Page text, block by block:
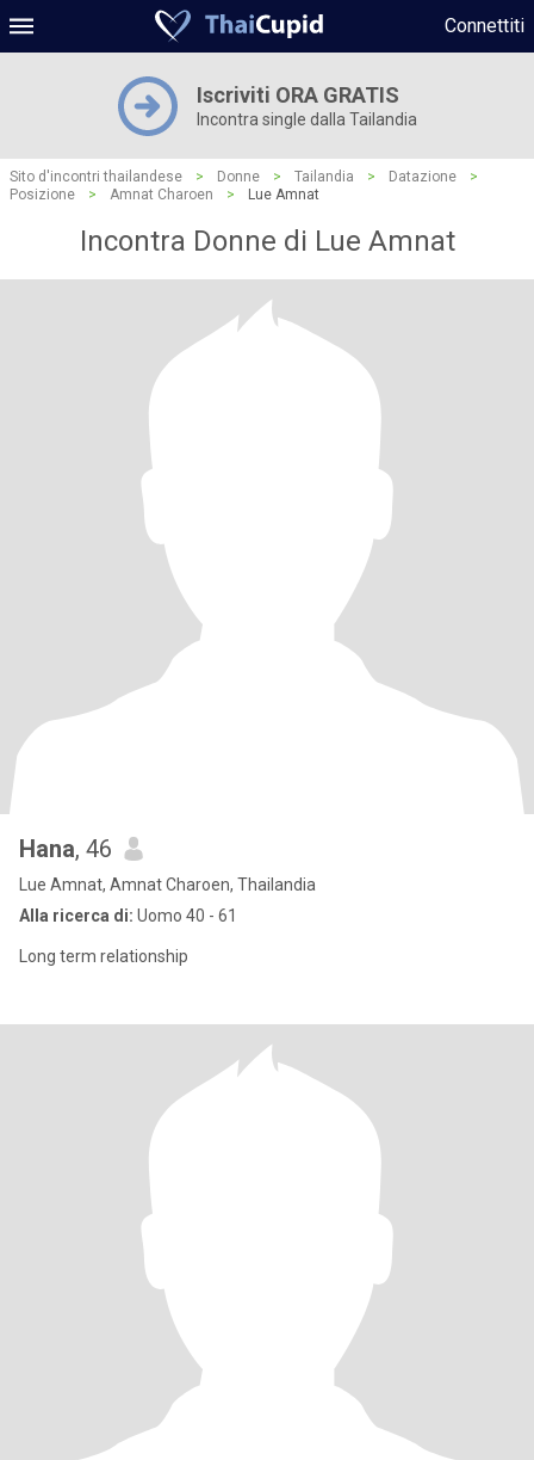
Connettiti
Iscriviti ORA GRATIS
Incontra single dalla Tailandia
Sito d'incontri thailandese > Donne > Tailandia > Datazione
>
Posizione
> Amnat Charoen > Lue Amnat
Incontra Donne di Lue Amnat
Hana, 46
Lue Amnat, Amnat Charoen, Thailandia
Alla ricerca di: Uomo 40 - 61
Long term relationship